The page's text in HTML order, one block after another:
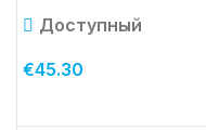
Доступный
€45.30